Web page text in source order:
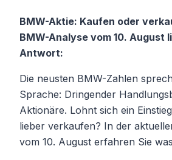
BMW-Aktie: Kaufen oder
BMW-Analyse vom 10. August
Antwort:
Die neusten BMW-Zahlen
Sprache: Dringender
Aktionäre. Lohnt sich ein
lieber verkaufen? In der
vom 10. August erfahren Sie